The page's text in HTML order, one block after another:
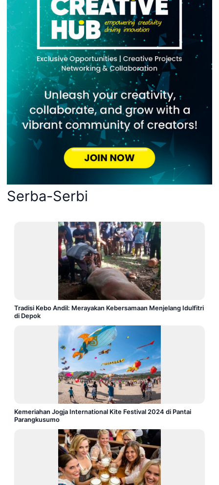
Serba-Serbi
Tradisi Kebo Andil: Merayakan Kebersamaan Menjelang Idulfitri
di Depok
Kemeriahan Jogja International Kite Festival 2024 di Pantai
Parangkusumo